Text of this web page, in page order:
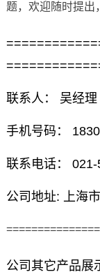
题，欢迎随时提出
联系人： 吴经理
手机号码：
联系电话：
公司地址: 上海
公司其它产品展